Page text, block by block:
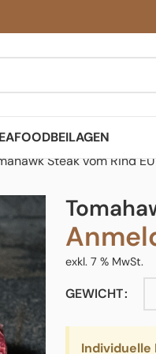
BEILAGEN
Steak vom Rind EU
exkl. 7 % MwSt.
GEWICHT